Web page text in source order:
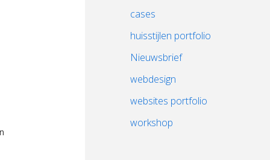
cases
huisstijlen portfolio
Nieuwsbrief
webdesign
websites portfolio
workshop